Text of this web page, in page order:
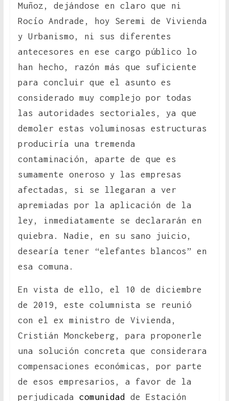
Muñoz, dejándose en claro que ni
Rocío Andrade, hoy Seremi de Vivienda
y Urbanismo, ni sus diferentes
antecesores en ese cargo público lo
han hecho, razón más que suficiente
para concluir que el asunto es
considerado muy complejo por todas
las autoridades sectoriales, ya que
demoler estas voluminosas estructuras
produciría una tremenda
contaminación, aparte de que es
sumamente oneroso y las empresas
afectadas, si se llegaran a ver
apremiadas por la aplicación de la
ley, inmediatamente se declararán en
quiebra. Nadie, en su sano juicio,
desearía tener “elefantes blancos” en
esa comuna.
En vista de ello, el 10 de diciembre
de 2019, este columnista se reunió
con el ex ministro de Vivienda,
Cristián Monckeberg, para proponerle
una solución concreta que considerara
compensaciones económicas, por parte
de esos empresarios, a favor de la
perjudicada comunidad de Estación